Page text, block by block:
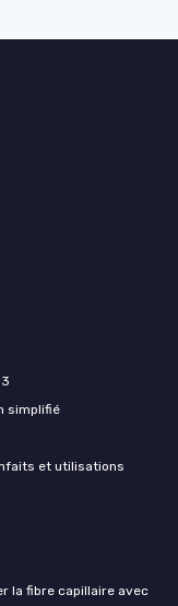
simplifié
et utilisations
la fibre capillaire avec